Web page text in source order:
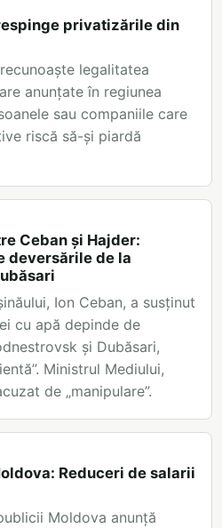
privatizările din
legalitatea
anunțate în regiunea
sau companiile care
riscă să-și piardă
Ceban și Hajder:
deversările de la
Ion Ceban, a susținut
cu apă depinde de
și Dubăsari,
Ministrul Mediului,
de „manipulare”.
Reduceri de salarii
Moldova anunță